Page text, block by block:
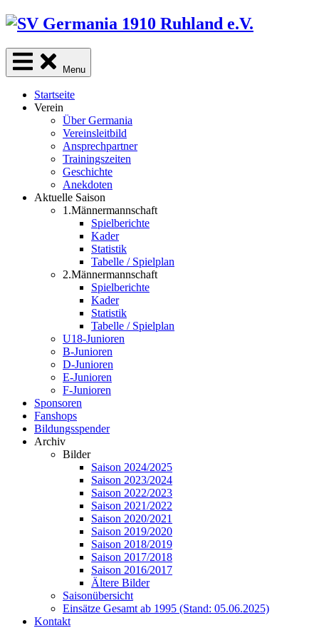
Skip
content
Menu
Startseite
Verein
Über Germania
Vereinsleitbild
Ansprechpartner
Trainingszeiten
Geschichte
Anekdoten
Aktuelle Saison
1.Männermannschaft
Spielberichte
Kader
Statistik
Tabelle / Spielplan
2.Männermannschaft
Spielberichte
Kader
Statistik
Tabelle / Spielplan
U18-Junioren
B-Junioren
D-Junioren
E-Junioren
F-Junioren
Sponsoren
Fanshops
Bildungsspender
Archiv
Bilder
Saison 2024/2025
Saison 2023/2024
Saison 2022/2023
Saison 2021/2022
Saison 2020/2021
Saison 2019/2020
Saison 2018/2019
Saison 2017/2018
Saison 2016/2017
Ältere Bilder
Saisonübersicht
Einsätze Gesamt ab 1995 (Stand: 05.06.2025)
Kontakt